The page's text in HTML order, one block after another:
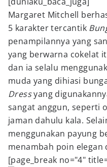
Margaret Mitchell
5 karakter tercantik
penampilannya yang
yang berwarna cokelat
dan ia selalu
muda yang dihiasi
Dressyang
sangat anggun, seperti
jaman dahulu kala.
menggunakan payung
menambah poin elegan
[page_break no="4"